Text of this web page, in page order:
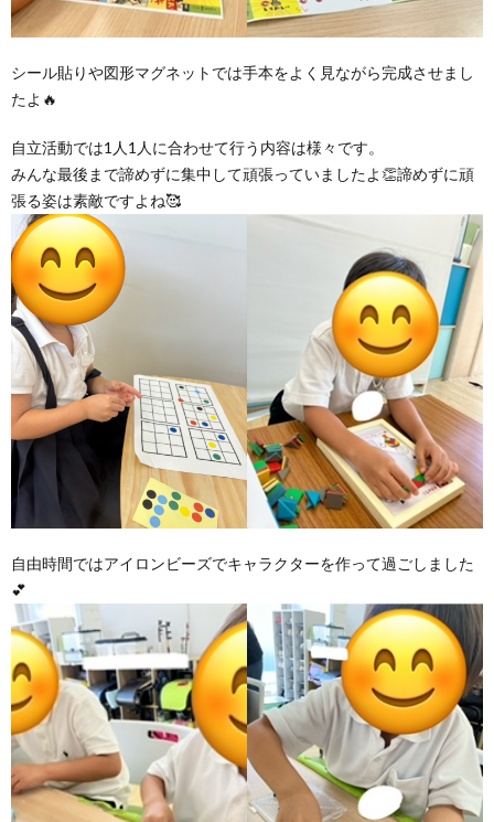
シール貼りや図形マグネットでは手本をよく見ながら完成させまし
たよ🔥
自立活動では1人1人に合わせて行う内容は様々です。
みんな最後まで諦めずに集中して頑張っていましたよ👏諦めずに頑
張る姿は素敵ですよね🥰
自由時間ではアイロンビーズでキャラクターを作って過ごしました
💕